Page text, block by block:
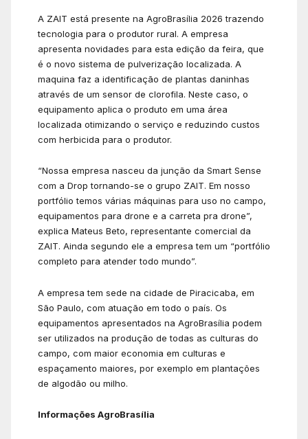
A ZAIT está presente na AgroBrasília 2026 trazendo
tecnologia para o produtor rural. A empresa
apresenta novidades para esta edição da feira, que
é o novo sistema de pulverização localizada. A
maquina faz a identificação de plantas daninhas
através de um sensor de clorofila. Neste caso, o
equipamento aplica o produto em uma área
localizada otimizando o serviço e reduzindo custos
com herbicida para o produtor.
“Nossa empresa nasceu da junção da Smart Sense
com a Drop tornando-se o grupo ZAIT. Em nosso
portfólio temos várias máquinas para uso no campo,
equipamentos para drone e a carreta pra drone”,
explica Mateus Beto, representante comercial da
ZAIT. Ainda segundo ele a empresa tem um “portfólio
completo para atender todo mundo”.
A empresa tem sede na cidade de Piracicaba, em
São Paulo, com atuação em todo o país. Os
equipamentos apresentados na AgroBrasília podem
ser utilizados na produção de todas as culturas do
campo, com maior economia em culturas e
espaçamento maiores, por exemplo em plantações
de algodão ou milho.
Informações AgroBrasília